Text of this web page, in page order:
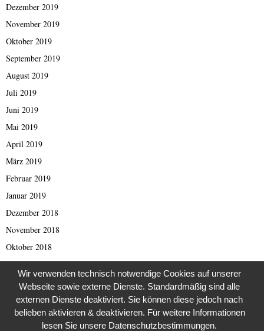
Dezember 2019
November 2019
Oktober 2019
September 2019
August 2019
Juli 2019
Juni 2019
Mai 2019
April 2019
März 2019
Februar 2019
Januar 2019
Dezember 2018
November 2018
Oktober 2018
September 2018
August 2018
Juli 2018
Juni 2018
Wir verwenden technisch notwendige Cookies auf unserer
Webseite sowie externe Dienste. Standardmäßig sind alle
externen Dienste deaktiviert. Sie können diese jedoch nach
belieben aktivieren & deaktivieren. Für weitere Informationen
lesen Sie unsere Datenschutzbestimmungen.